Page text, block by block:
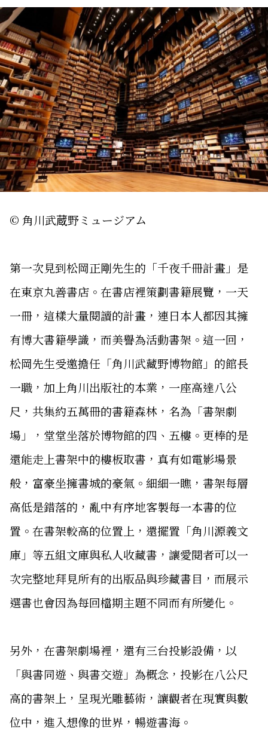
© 角川武蔵野ミュージアム
第一次見到松岡正剛先生的「千夜千冊計畫」是
在東京丸善書店。在書店裡策劃書籍展覽，一天
一冊，這樣大量閱讀的計畫，連日本人都因其擁
有博大書籍學識，而美譽為活動書架。這一回，
松岡先生受邀擔任「角川武藏野博物館」的館長
一職，加上角川出版社的本業，一座高達八公
尺，共集約五萬冊的書籍森林，名為「書架劇
場」，堂堂坐落於博物館的四、五樓。更棒的是
還能走上書架中的樓板取書，真有如電影場景
般，富豪坐擁書城的豪氣。細細一瞧，書架每層
高低是錯落的，亂中有序地客製每一本書的位
置。在書架較高的位置上，還擺置「角川源義文
庫」等五組文庫與私人收藏書，讓愛閱者可以一
次完整地拜見所有的出版品與珍藏書目，而展示
選書也會因為每回檔期主題不同而有所變化。
另外，在書架劇場裡，還有三台投影設備，以
「與書同遊、與書交遊」為概念，投影在八公尺
高的書架上，呈現光雕藝術，讓觀者在現實與數
位中，進入想像的世界，暢遊書海。